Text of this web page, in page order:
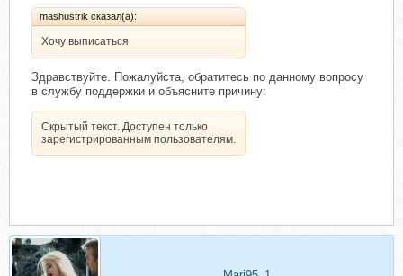
mashustrik сказал(а):
Хочу выписаться
Здравствуйте. Пожалуйста, обратитесь по данному вопросу
в службу поддержки и объясните причину:
Скрытый текст. Доступен только
зарегистрированным пользователям.